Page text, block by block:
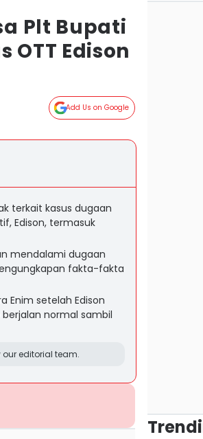
Plt Bupati
OTT Edison
Add Us on Google
terkait kasus dugaan
Edison, termasuk
mendalami dugaan
fakta-fakta
Enim setelah Edison
normal sambil
editorial team.